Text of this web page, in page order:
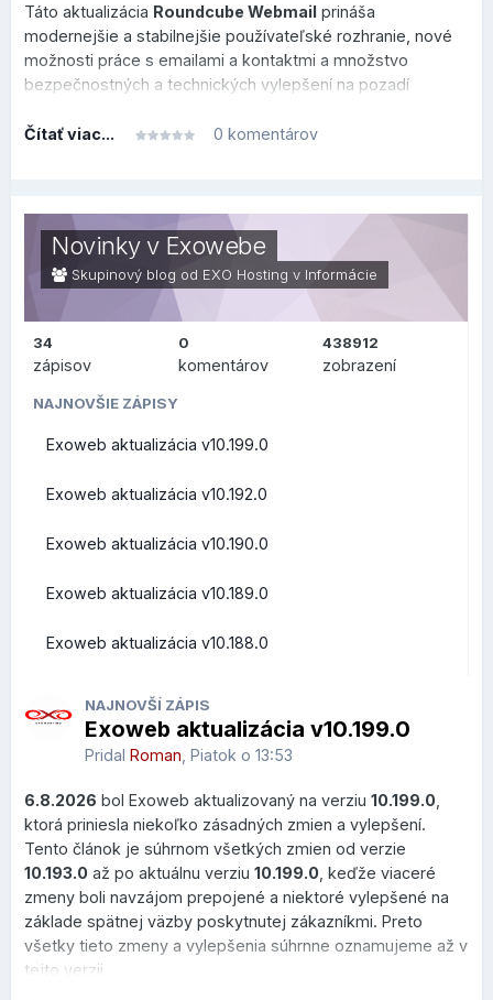
Táto aktualizácia Roundcube Webmail prináša
modernejšie a stabilnejšie používateľské rozhranie, nové
možnosti práce s emailami a kontaktmi a množstvo
bezpečnostných a technických vylepšení na pozadí
oblasti IT), v druhej sekcii je prehľad, čo sa zmenilo na
bežnej používateľskej úrovni.
ZMENY PRE
POUŽÍVATEĽOV (FRONT-
END)
Roundcube Webmail
V zozname správ pribudlo novéQuick Actions menu
ktoré sa zobrazí po prejdení kurzorom myši nad správou.
otvorenia emailu.
Čo to prináša?
menej kliknutí,
rýchlejšie triedenie pošty,
pohodlnejšia práca vo veľkých schránkach.
Dostupné sú akcie:
Čítať viac... 0 komentárov
Novinky v Exowebe
Skupinový blog od EXO Hosting v Informácie
34
zápisov
0
komentárov
438912
zobrazení
NAJNOVŠIE ZÁPISY
Exoweb aktualizácia v10.199.0
Exoweb aktualizácia v10.192.0
Exoweb aktualizácia v10.190.0
Exoweb aktualizácia v10.189.0
Exoweb aktualizácia v10.188.0
NAJNOVŠÍ ZÁPIS
Exoweb aktualizácia v10.199.0
Pridal Roman Piatok o 13:53
6.8.2026 bol Exoweb aktualizovaný na verziu 10.199.0
ktorá priniesla niekoľko zásadných zmien a vylepšení.
Tento článok je súhrnom všetkých zmien od verzie
10.193.0 až po aktuálnu verziu 10.199.0 , keďže viaceré
zmeny boli navzájom prepojené a niektoré vylepšené na
základe spätnej väzby poskytnutej zákazníkmi. Preto
všetky tieto zmeny a vylepšenia súhrnne oznamujeme až v
tejto verzii.